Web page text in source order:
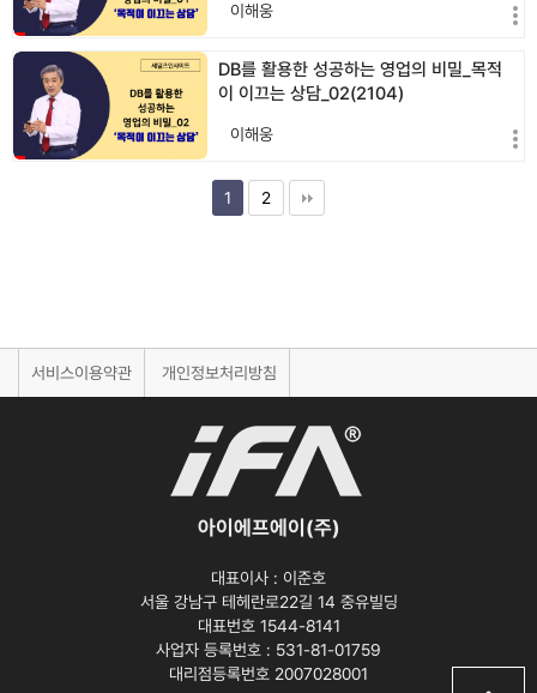
이해웅
DB를 활용한 성공하는 영업의 비밀_목적
이 이끄는 상담_02(2104)
이해웅
1 2
서비스이용약관 개인정보처리방침
아이에프에이(주)
대표이사 : 이준호
서울 강남구 테헤란로22길 14 중유빌딩
대표번호 1544-8141
사업자 등록번호 : 531-81-01759
대리점등록번호 2007028001